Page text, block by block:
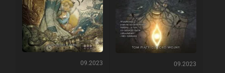
09.2023 09.2023